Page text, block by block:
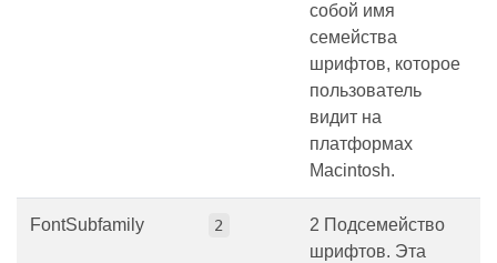
собой имя
семейства
шрифтов, которое
пользователь
видит на
платформах
Macintosh.
FontSubfamily 2
2 Подсемейство
шрифтов. Эта